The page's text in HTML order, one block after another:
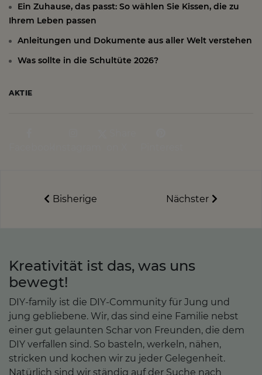
Ein Zuhause, das passt: So wählen Sie Kissen, die zu
Ihrem Leben passen
Anleitungen und Dokumente aus aller Welt verstehen
Was sollte in die Schultüte 2026?
AKTIE
Bisherige Nächster
Kreativität ist das, was uns
bewegt!
DIY-family ist die DIY-Community für Jung und
jung gebliebene. Wir, das sind eine Familie nebst
einer gut gelaunten Schar von Freunden, die dem
DIY verfallen sind. So basteln, werkeln, nähen,
stricken und kochen wir zu jeder Gelegenheit.
Natürlich sind wir ständig auf der Suche nach